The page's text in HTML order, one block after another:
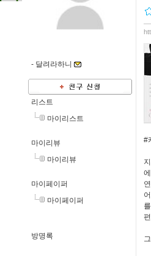
- 달려라하니
리스트
마이리스트
마이리뷰
마이리뷰
마이페이퍼
마이페이퍼
방명록
#